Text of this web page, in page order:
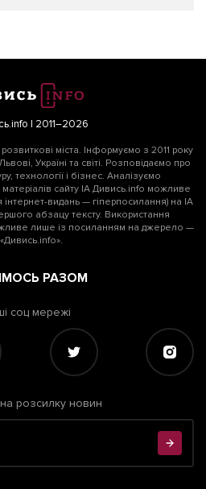
| 2011–2026
міста. Інформуємо з 2011 року
Україні та світі. Розповідаємо про
технології і бізнес. Аналізуємо
сайту ІА Дивись.info можливе
видань — гіперпосилання) на ІА
абзацу тексту. Використання
лише із посиланням на джерело —
«Дивись.info».
РАЗОМ
соц мережі
розсилку новин